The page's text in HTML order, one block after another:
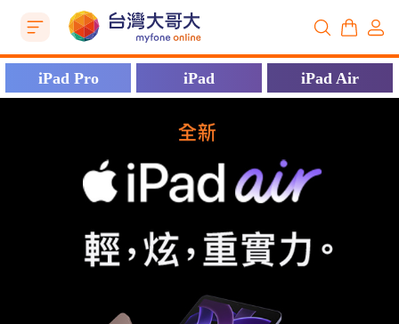
iPad Pro iPad iPad Air